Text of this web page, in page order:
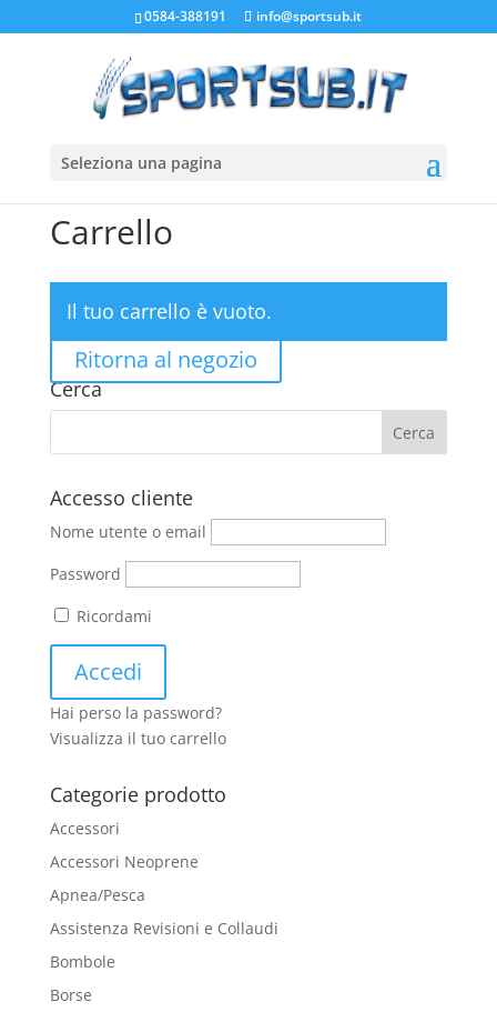
0584-388191 info@sportsub.it
Seleziona una pagina
Carrello
Il tuo carrello è vuoto.
Ritorna al negozio
Cerca
Accesso cliente
Nome utente o email
Password
Ricordami
Hai perso la password?
Visualizza il tuo carrello
Categorie prodotto
Accessori
Accessori Neoprene
Apnea/Pesca
Assistenza Revisioni e Collaudi
Bombole
Borse